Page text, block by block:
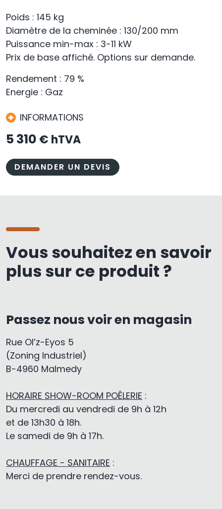
Poids : 145 kg
Diamètre de la cheminée : 130/200 mm
Puissance min-max : 3-11 kW
Prix de base affiché. Options sur demande.
Rendement : 79 %
Energie : Gaz
INFORMATIONS
5 310 € hTVA
DEMANDER UN DEVIS
Vous souhaitez en savoir
plus sur ce produit ?
Passez nous voir en magasin
Rue Ol’z-Eyos 5
(Zoning Industriel)
B-4960 Malmedy
HORAIRE SHOW-ROOM POÊLERIE :
Du mercredi au vendredi de 9h à 12h
et de 13h30 à 18h.
Le samedi de 9h à 17h.
CHAUFFAGE - SANITAIRE :
Merci de prendre rendez-vous.